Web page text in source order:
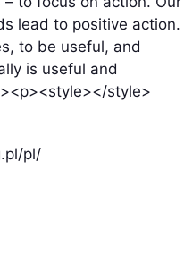
lead to positive action.
to be useful, and
is useful and
style>
pl/